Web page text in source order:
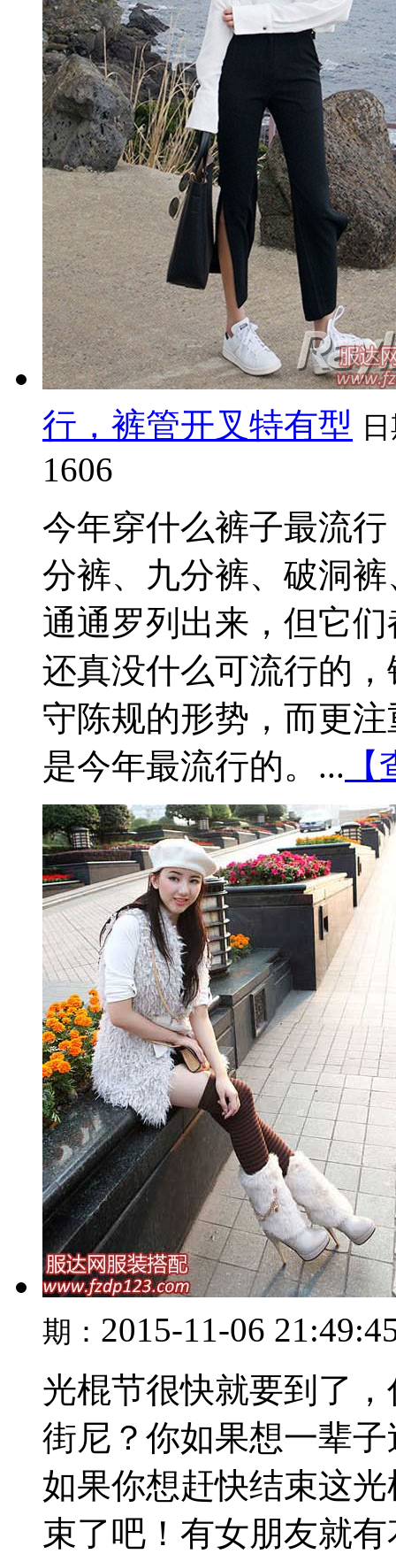
行，裤管开叉特有型
1606
今年穿什么裤子最流
分裤、九分裤、破洞
通通罗列出来，但它
还真没什么可流行的
守陈规的形势，而更
是今年最流行的。...
期： 2015-11-06
光棍节很快就要到了
街尼？你如果想一辈
如果你想赶快结束这
束了吧！有女朋友就